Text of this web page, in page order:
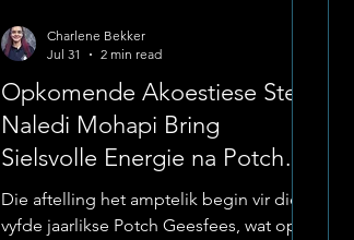
Opkomende Akoestiese Ster
Naledi Mohapi Bring
Sielsvolle Energie na Potch
Geesfees 2026
Die aftelling het amptelik begin vir die
vyfde jaarlikse Potch Geesfees, wat op
Charlene Bekker
Jul 31
2 min read